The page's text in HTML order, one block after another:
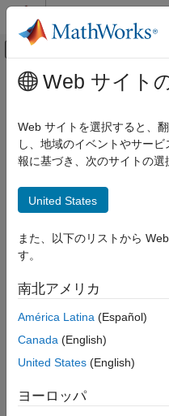
コンテンツへスキップ
オフキャンバ
ドキュメンテーションのホーム
メインコンテンツ
この情報
Web サイト
Web サイトを選択すると、
し、地域のイベントやサー
報に基づき、次のサイトの選
United States
また、以下のリストから
す。
南北アメリカ
América Latina (Español)
Canada (English)
United States (English)
ヨーロッパ